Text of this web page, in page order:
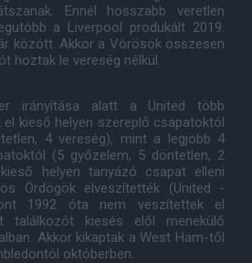
Ennél hosszabb veretlen
a Liverpool produkált 2019.
között. Akkor a Vörösök összesen
hoztak le vereség nélkül.
irányítása alatt a United több
kieső helyen szereplő csapatoktól
4 vereség), mint a legjobb 4
(5 győzelem, 5 döntetlen, 2
helyen tanyázó csapat elleni
Ördögök elveszítették (United -
1992 óta nem veszítettek el
találkozót kiesés elől menekülő
Akkor kikaptak a West Ham-től
októberben.